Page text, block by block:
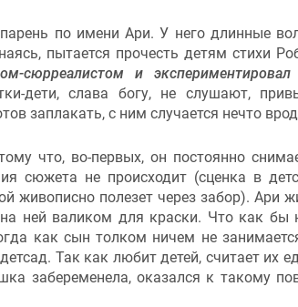
по имени Ари. У него длинные
пытается прочесть детям стихи
сюрреалистом и
дети, слава богу, не слушают,
заплакать, с ним случается нечто
что, во-первых, он постоянно
сюжета не происходит (сценка в
живописно полезет через забор). Ари
ней валиком для краски. Что как бы
как сын толком ничем не
Так как любит детей, считает их
забеременела, оказался к такому